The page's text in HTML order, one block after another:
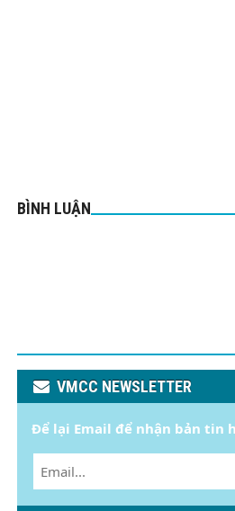
BÌNH LUẬN
VMCC NEWSLETTER
Để lại Email để nhận bản tin